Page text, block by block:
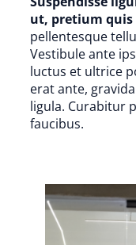
ut, pretium quis
pellentesque
Vestibule ante
luctus et ultrice
erat ante,
ligula. Curabitur
faucibus.